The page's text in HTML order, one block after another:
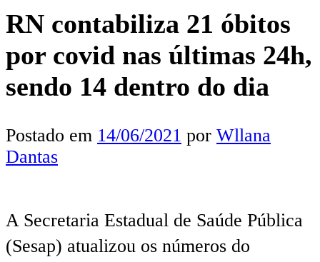
RN contabiliza 21 óbitos
por covid nas últimas 24h,
sendo 14 dentro do dia
Postado em 14/06/2021 por Wllana
Dantas
A Secretaria Estadual de Saúde Pública
(Sesap) atualizou os números do